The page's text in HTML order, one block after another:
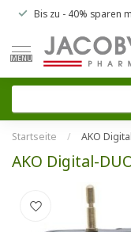
Bis zu - 40% sparen
MENU
Startseite / AKO
AKO Digital-